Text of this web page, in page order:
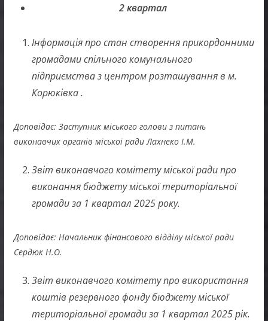
2 квартал
Інформація про стан створення прикордонними
громадами спільного комунального
підприємства з центром розташування в м.
Корюківка .
Доповідає: Заступник міського голови з питань
виконавчих органів міської ради Лахнеко І.М.
Звіт виконавчого комітету міської ради про
виконання бюджету міської територіальної
громади за 1 квартал 2025 року.
Доповідає: Начальник фінансового відділу міської ради
Сердюк Н.О.
Звіт виконавчого комітету про використання
коштів резервного фонду бюджету міської
територіальної громади за 1 квартал 2025 рік.